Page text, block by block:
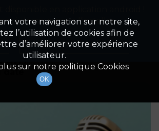
L'épisode
4h59
date
votre navigation sur notre site,
l’utilisation de cookies afin de
d’améliorer votre expérience
utilisateur.
sur notre politique Cookies
OK
ci-dessous pour l'installer.
Télécharger l'application